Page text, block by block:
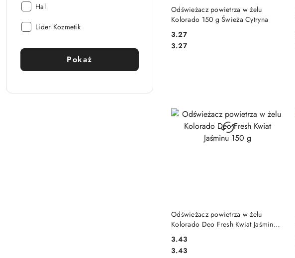
Producent:
Hal
Producent:
Lider Kozmetik
Pokaż
Odświeżacz powietrza w żelu
Kolorado 150 g Świeża Cytryna
Cena:
3.27
Cena:
3.27
DO KOSZYKA
Odświeżacz powietrza w żelu
Kolorado Deo Fresh Kwiat Jaśminu
Cena:
3.43
Cena:
3.43
DO KOSZYKA